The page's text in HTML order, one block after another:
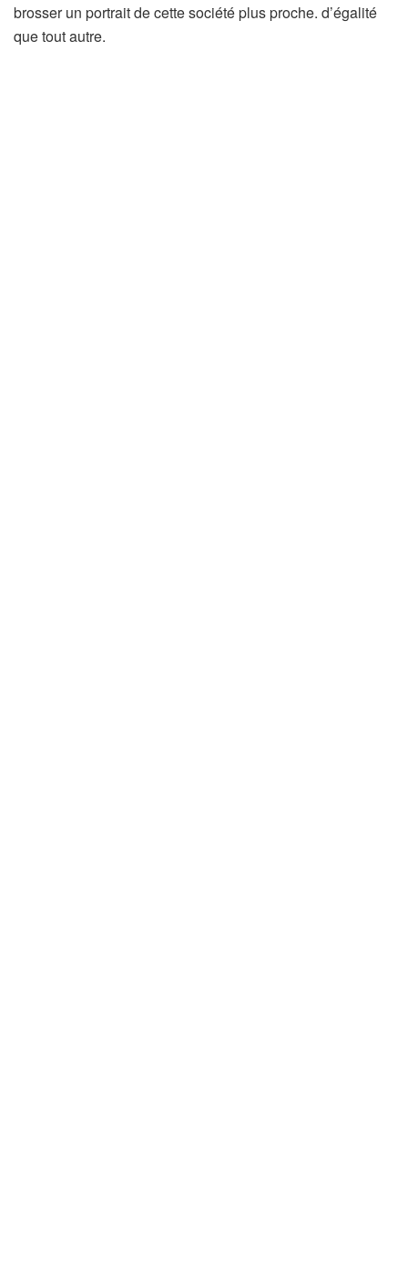
brosser un portrait de cette société plus proche. d’égalité
que tout autre.